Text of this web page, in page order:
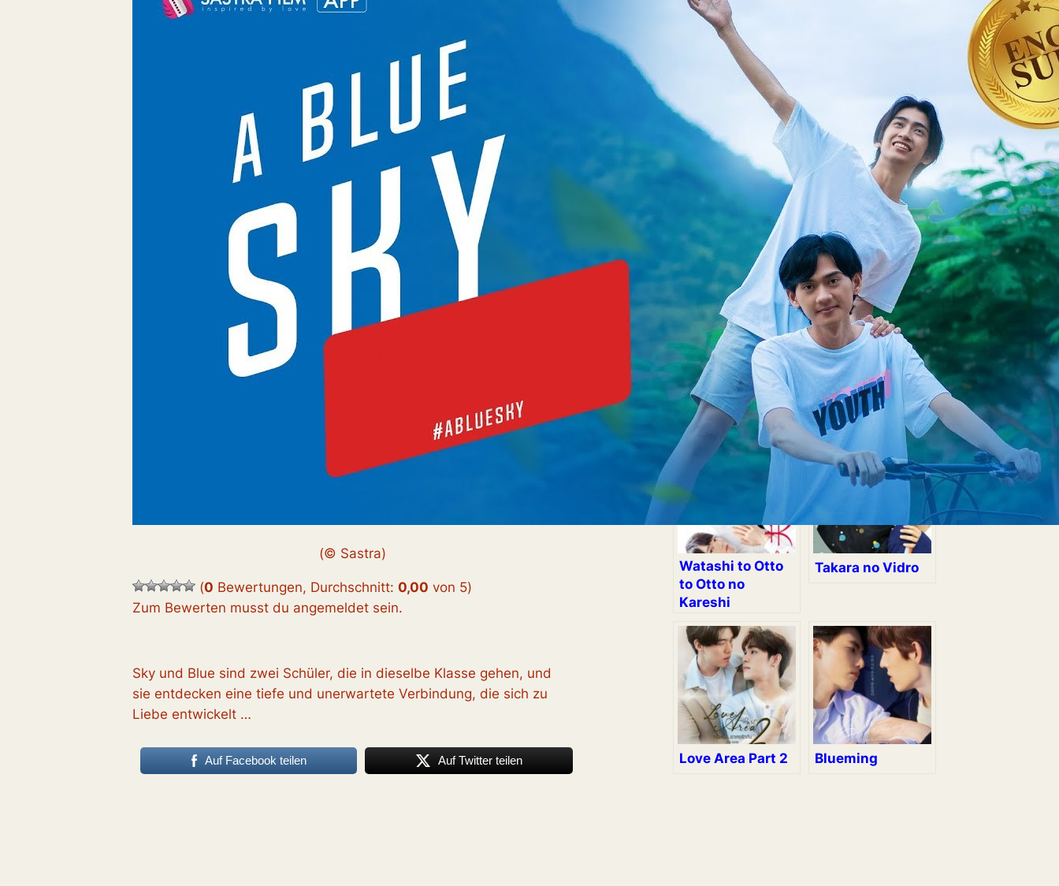
(© Sastra)
(0 Bewertungen, Durchschnitt: 0,00 von 5)
Zum Bewerten musst du angemeldet sein.
Sky und Blue sind zwei Schüler, die in dieselbe Klasse gehen, und
sie entdecken eine tiefe und unerwartete Verbindung, die sich zu
Liebe entwickelt …
Auf Facebook teilen Auf Twitter teilen
Empfehlungen
Naughty Babe
Check Out
Watashi to Otto
to Otto no
Kareshi
Takara no Vidro
Love Area Part 2 Blueming